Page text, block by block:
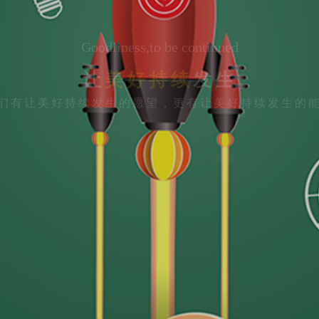
Goodliness,to be continued
让美好持续发生
有让美好持续发生的愿望，更有让美好持续发生的